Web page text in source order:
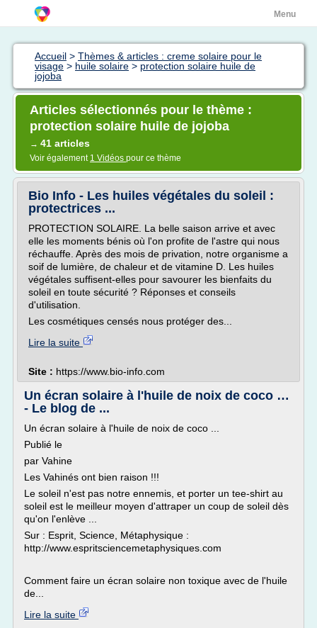
Menu
Accueil > Thèmes & articles : creme solaire pour le
visage > huile solaire > protection solaire huile de
jojoba
Articles sélectionnés pour le thème :
protection solaire huile de jojoba
→ 41 articles
Voir également 1 Vidéos pour ce thème
Bio Info - Les huiles végétales du soleil :
protectrices ...
PROTECTION SOLAIRE. La belle saison arrive et avec
elle les moments bénis où l'on profite de l'astre qui nous
réchauffe. Après des mois de privation, notre organisme a
soif de lumière, de chaleur et de vitamine D. Les huiles
végétales suffisent-elles pour savourer les bienfaits du
soleil en toute sécurité ? Réponses et conseils
d'utilisation.
Les cosmétiques censés nous protéger des...
Lire la suite
Site : https://www.bio-info.com
Un écran solaire à l'huile de noix de coco …
- Le blog de ...
Un écran solaire à l'huile de noix de coco ...
Publié le
par Vahine
Les Vahinés ont bien raison !!!
Le soleil n'est pas notre ennemis, et porter un tee-shirt au
soleil est le meilleur moyen d'attraper un coup de soleil dès
qu'on l'enlève ...
Sur : Esprit, Science, Métaphysique :
http://www.espritsciencemetaphysiques.com
Comment faire un écran solaire non toxique avec de l'huile
de...
Lire la suite